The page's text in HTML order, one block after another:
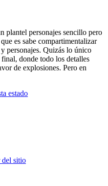
plantel personajes sencillo pero
es sabe compartimentalizar
personajes. Quizás lo único
donde todo los detalles
de explosiones. Pero en
estado
del sitio